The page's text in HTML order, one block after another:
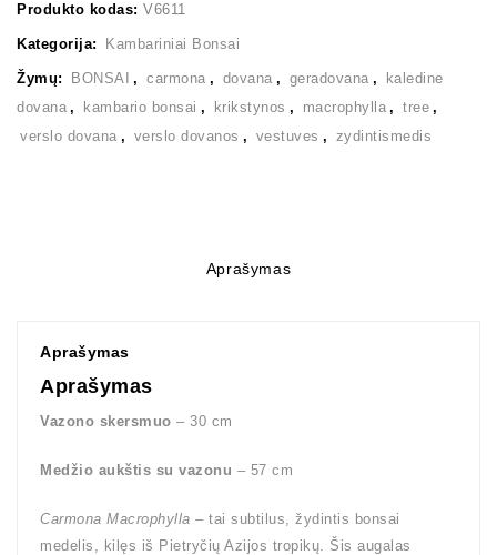
Produkto kodas: V6611
Kategorija: Kambariniai Bonsai
Žymų: BONSAI , carmona , dovana , geradovana ,
kaledine
dovana , kambario bonsai , krikstynos , macrophylla , tree ,
verslo dovana , verslo dovanos , vestuves , zydintismedis
Aprašymas
Aprašymas
Aprašymas
Vazono skersmuo – 30 cm
Medžio aukštis su vazonu – 57 cm
Carmona Macrophylla – tai subtilus, žydintis bonsai
medelis, kilęs iš Pietryčių Azijos tropikų. Šis augalas